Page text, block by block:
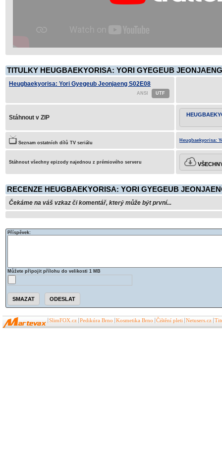
TITULKY HEUGBAEKYORISA: YORI GYEGEUB
Heugbaekyorisa: Yori Gyegeub Jeonjaeng S02E08
Stáhnout v ZIP
Seznam ostatních dílů TV seriálu Heugbaekyorisa:
Stáhnout všechny epizody najednou z prémiového serveru
RECENZE HEUGBAEKYORISA: YORI GYEGEUB
Čekáme na váš vzkaz či komentář, který může být první...
Příspěvek:
Můžete připojit přílohu do velikosti 1 MB
SlimFOX.cz Pedikúra Brno Kosmetika Brno Čištění pleti Netusers.cz